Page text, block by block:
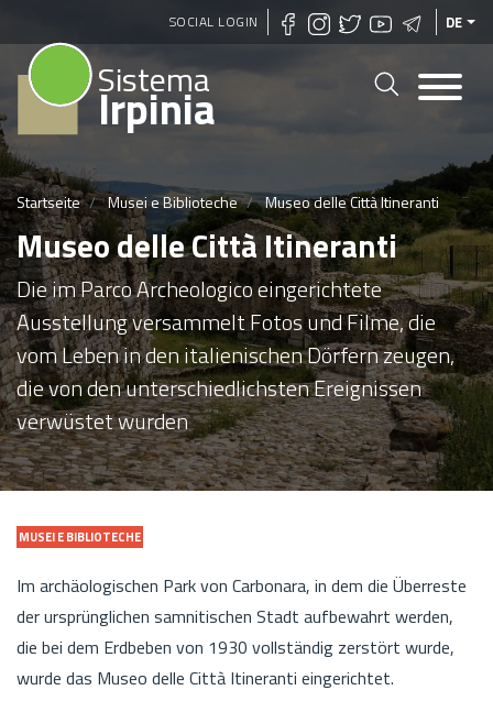
Direkt
zum
Inhalt
SOCIAL LOGIN DE
Sistema
Irpinia
Startseite Musei e Biblioteche Museo delle Città Itineranti
Museo delle Città Itineranti
Die im Parco Archeologico eingerichtete
Ausstellung versammelt Fotos und Filme, die
vom Leben in den italienischen Dörfern zeugen,
die von den unterschiedlichsten Ereignissen
verwüstet wurden
MUSEI E BIBLIOTECHE
Im archäologischen Park von Carbonara, in dem die Überreste
der ursprünglichen samnitischen Stadt aufbewahrt werden,
die bei dem Erdbeben von 1930 vollständig zerstört wurde,
wurde das Museo delle Città Itineranti eingerichtet.